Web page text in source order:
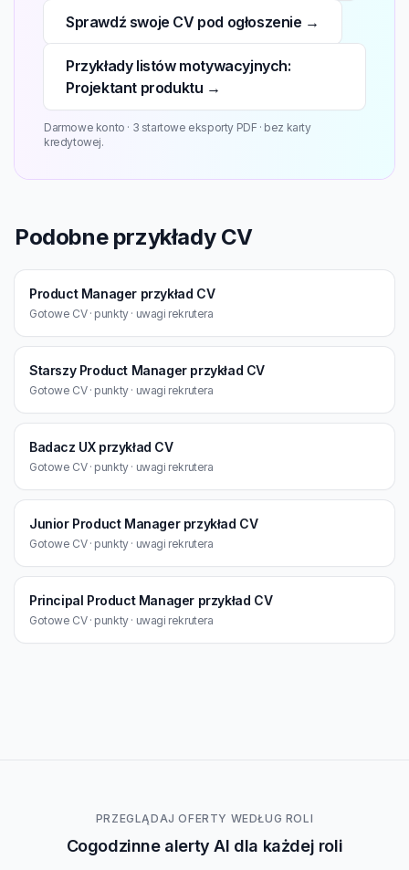
Sprawdź swoje CV pod ogłoszenie →
Przykłady listów motywacyjnych:
Projektant produktu →
Darmowe konto · 3 startowe eksporty PDF · bez karty
kredytowej.
Podobne przykłady CV
Product Manager przykład CV
Gotowe CV · punkty · uwagi rekrutera
Starszy Product Manager przykład CV
Gotowe CV · punkty · uwagi rekrutera
Badacz UX przykład CV
Gotowe CV · punkty · uwagi rekrutera
Junior Product Manager przykład CV
Gotowe CV · punkty · uwagi rekrutera
Principal Product Manager przykład CV
Gotowe CV · punkty · uwagi rekrutera
PRZEGLĄDAJ OFERTY WEDŁUG ROLI
Cogodzinne alerty AI dla każdej roli